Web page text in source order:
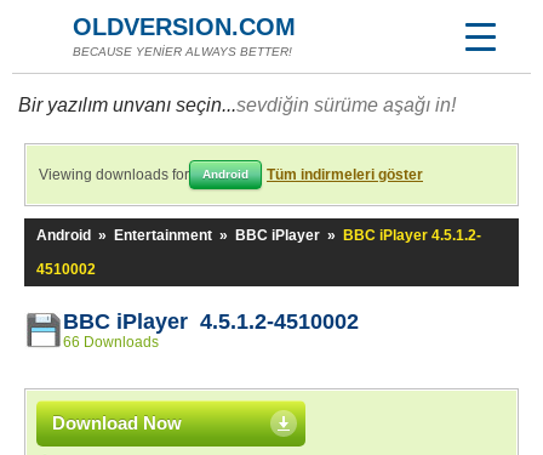
OLDVERSION.COM
BECAUSE YENİER ALWAYS BETTER!
Bir yazılım unvanı seçin...sevdiğin sürüme aşağı in!
Viewing downloads for Android Tüm indirmeleri göster
Android » Entertainment » BBC iPlayer »
BBC iPlayer 4.5.1.2-
4510002
BBC iPlayer 4.5.1.2-4510002
66 Downloads
Download Now